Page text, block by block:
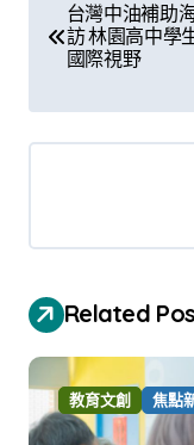
章
導
覽
台灣中油補助
訪 林園高中學
國際視野
Related
教育文創 焦點